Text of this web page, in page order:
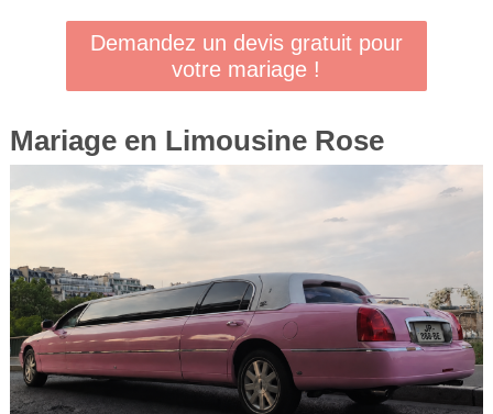
Demandez un devis gratuit pour
votre mariage !
Mariage en Limousine Rose